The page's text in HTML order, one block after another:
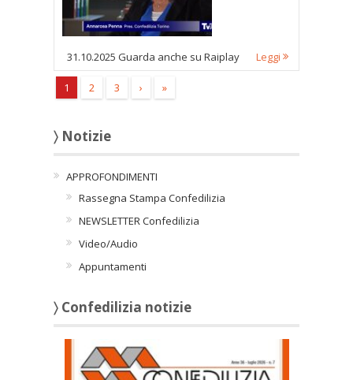
31.10.2025 Guarda anche su Raiplay Leggi
1 2 3 › »
〉 Notizie
APPROFONDIMENTI
Rassegna Stampa Confedilizia
NEWSLETTER Confedilizia
Video/Audio
Appuntamenti
〉 Confedilizia notizie